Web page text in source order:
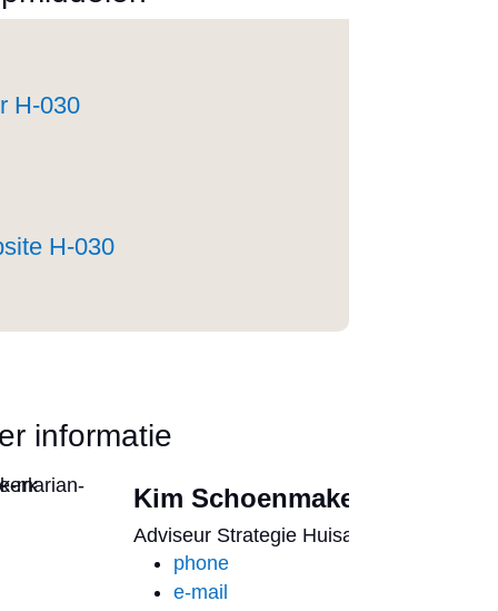
H-030
H-030
informatie
Kim Schoenmakers
Adviseur Strategie Huisartsenzorg
phone
e-mail